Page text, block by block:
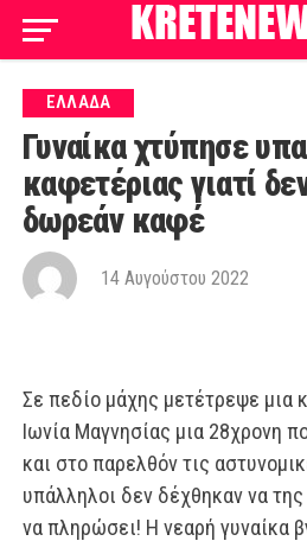
ΕΛΛΑΔΑ
Γυναίκα χτύπησε
καφετέριας γιατί
δωρεάν καφέ
14 Αυγούστου 2022
Σε πεδίο μάχης μετέτρεψε μια
Ιωνία Μαγνησίας μια 28χρονη
και στο παρελθόν τις
υπάλληλοι δεν δέχθηκαν να
να πληρώσει! Η νεαρή γυναίκα